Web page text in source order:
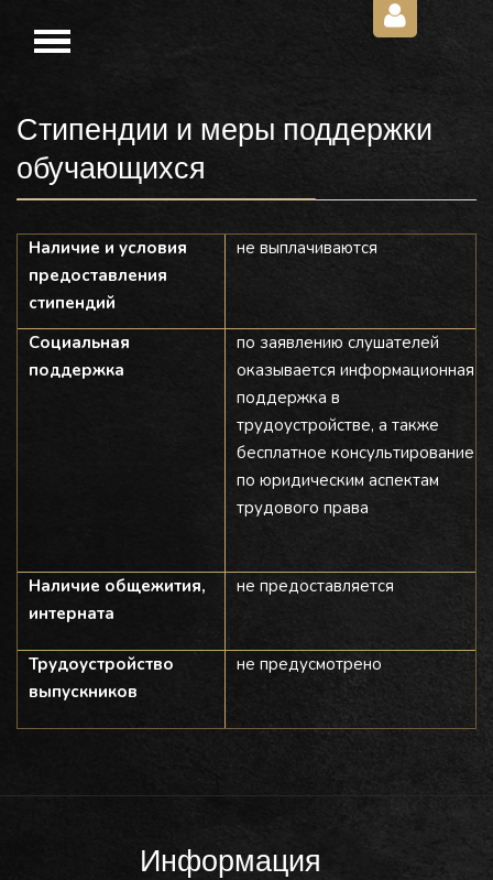
Стипендии и меры поддержки
обучающихся
Наличие и условия
предоставления
стипендий
не выплачиваются
Социальная
поддержка
по заявлению слушателей
оказывается информационная
поддержка в
трудоустройстве, а также
бесплатное консультирование
по юридическим аспектам
трудового права
Наличие общежития,
интерната
не предоставляется
Трудоустройство
выпускников
не предусмотрено
Информация